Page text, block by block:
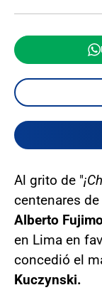
Al grito de "
centenares
Alberto
en Lima en
concedió el
Kuczynski.